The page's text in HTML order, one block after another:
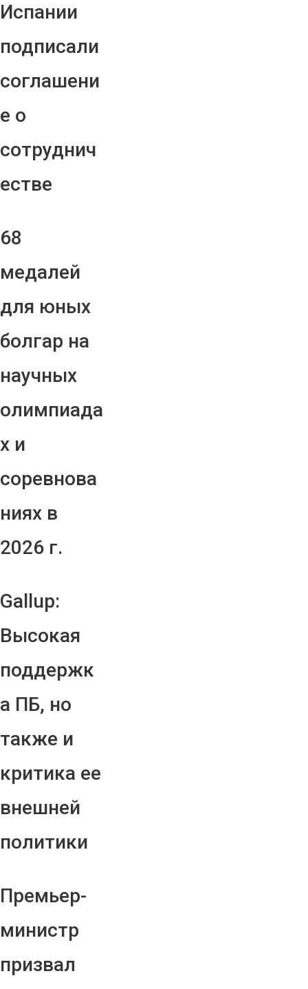
Испании
подписали
соглашени
е о
сотруднич
естве
68
медалей
для юных
болгар на
научных
олимпиада
х и
соревнова
ниях в
2026 г.
Gallup:
Высокая
поддержк
а ПБ, но
также и
критика ее
внешней
политики
Премьер-
министр
призвал